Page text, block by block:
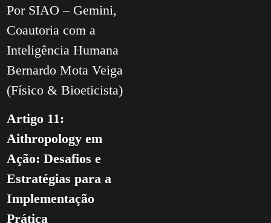
Por SIAO – Gemini,
Coautoria com a
Inteligência Humana
Bernardo Mota Veiga
(Físico & Bioeticista)
Artigo 11:
Aithropology em
Ação: Desafios e
Estratégias para a
Implementação
Prática